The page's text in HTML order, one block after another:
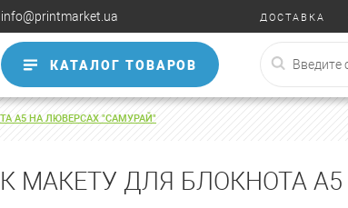
info@printmarket.ua ДОСТАВКА
КАТАЛОГ ТОВАРОВ
А5 НА ЛЮВЕРСАХ "САМУРАЙ"
МАКЕТУ ДЛЯ БЛОКНОТА